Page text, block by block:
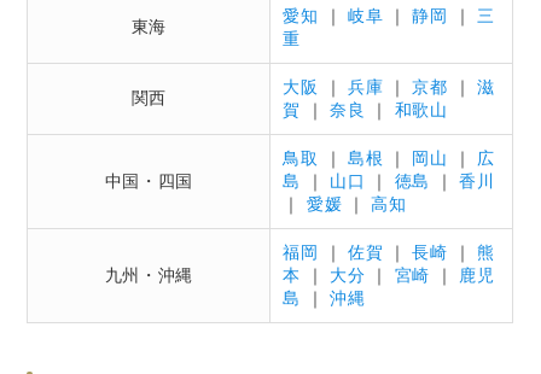
対応が速く、丁寧であること
無料相談を活用し、弁護士を比較すること
不動産トラブルの解決を弁護士に依頼する場合
の費用
弁護士費用の内訳と相場
弁護士費用が用意できない場合の対処法
弁護士に不動産トラブルを相談・依頼する際の
無料相談前には準備が大事
東海
愛知 ｜ 岐阜 ｜静岡 ｜ 三
重
関西
大阪 ｜ 兵庫 ｜京都 ｜ 滋
賀
｜奈良 ｜ 和歌山
中国・四国
鳥取 ｜ 島根 ｜ 岡山 ｜ 広
島
｜ 山口 ｜ 徳島 ｜香川
｜ 愛媛 ｜高知
九州・沖縄
福岡 ｜ 佐賀 ｜長崎 ｜ 熊
本
｜ 大分 ｜ 宮崎 ｜
鹿児
島
｜沖縄